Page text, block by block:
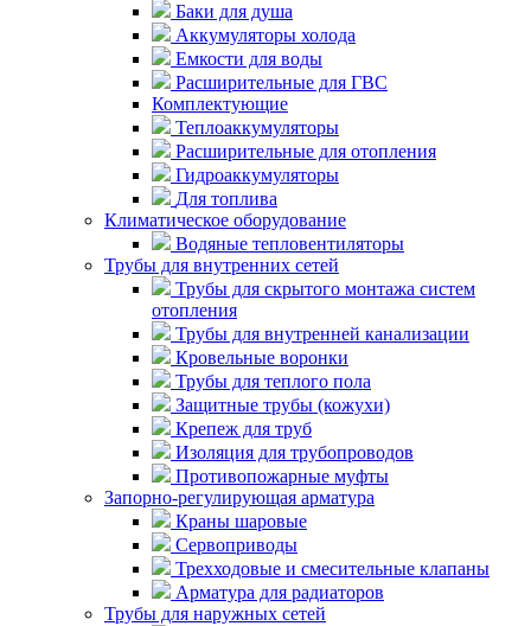
Баки для душа
Аккумуляторы холода
Емкости для воды
Расширительные для ГВС
Комплектующие
Теплоаккумуляторы
Расширительные для отопления
Гидроаккумуляторы
Для топлива
Климатическое оборудование
Водяные тепловентиляторы
Трубы для внутренних сетей
Трубы для скрытого монтажа систем
отопления
Трубы для внутренней канализации
Кровельные воронки
Трубы для теплого пола
Защитные трубы (кожухи)
Крепеж для труб
Изоляция для трубопроводов
Противопожарные муфты
Запорно-регулирующая арматура
Краны шаровые
Сервоприводы
Трехходовые и смесительные клапаны
Арматура для радиаторов
Трубы для наружных сетей